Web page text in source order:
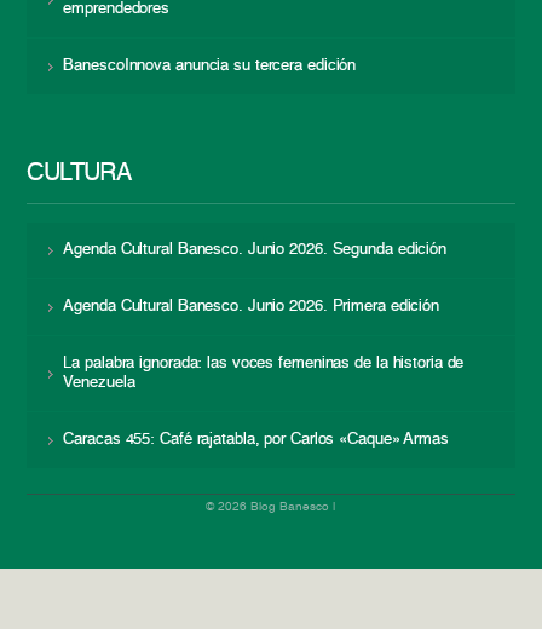
emprendedores
BanescoInnova anuncia su tercera edición
CULTURA
Agenda Cultural Banesco. Junio 2026. Segunda edición
Agenda Cultural Banesco. Junio 2026. Primera edición
La palabra ignorada: las voces femeninas de la historia de
Venezuela
Caracas 455: Café rajatabla, por Carlos «Caque» Armas
© 2026 Blog Banesco |